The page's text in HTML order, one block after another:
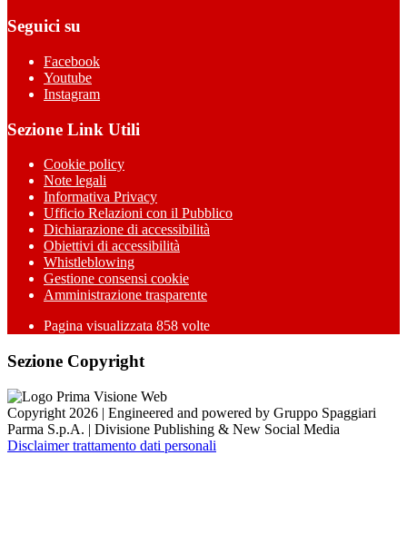
Seguici su
Facebook
Youtube
Instagram
Sezione Link Utili
Cookie policy
Note legali
Informativa Privacy
Ufficio Relazioni con il Pubblico
Dichiarazione di accessibilità
Obiettivi di accessibilità
Whistleblowing
Gestione consensi cookie
Amministrazione trasparente
Pagina visualizzata 858 volte
Sezione Copyright
Copyright 2026 | Engineered and powered by Gruppo Spaggiari
Parma S.p.A. | Divisione Publishing & New Social Media
Disclaimer trattamento dati personali